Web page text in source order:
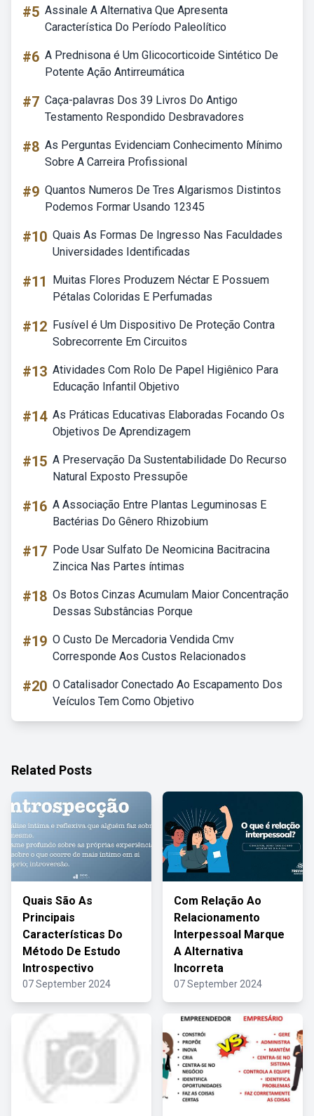
#5 Assinale A Alternativa Que Apresenta
Característica Do Período Paleolítico
#6 A Prednisona é Um Glicocorticoide Sintético De
Potente Ação Antirreumática
#7 Caça-palavras Dos 39 Livros Do Antigo
Testamento Respondido Desbravadores
#8 As Perguntas Evidenciam Conhecimento Mínimo
Sobre A Carreira Profissional
#9 Quantos Numeros De Tres Algarismos Distintos
Podemos Formar Usando 12345
#10 Quais As Formas De Ingresso Nas Faculdades
Universidades Identificadas
#11
Muitas Flores Produzem Néctar E Possuem
Pétalas Coloridas E Perfumadas
#12 Fusível é Um Dispositivo De Proteção Contra
Sobrecorrente Em Circuitos
#13 Atividades Com Rolo De Papel Higiênico Para
Educação Infantil Objetivo
#14 As Práticas Educativas Elaboradas Focando Os
Objetivos De Aprendizagem
#15 A Preservação Da Sustentabilidade Do Recurso
Natural Exposto Pressupõe
#16 A Associação Entre Plantas Leguminosas E
Bactérias Do Gênero Rhizobium
#17 Pode Usar Sulfato De Neomicina Bacitracina
Zincica Nas Partes íntimas
#18 Os Botos Cinzas Acumulam Maior Concentração
Dessas Substâncias Porque
#19 O Custo De Mercadoria Vendida Cmv
Corresponde Aos Custos Relacionados
#20 O Catalisador Conectado Ao Escapamento Dos
Veículos Tem Como Objetivo
Related Posts
Quais São As
Principais
Características Do
Método De Estudo
Introspectivo
07 September 2024
Com Relação Ao
Relacionamento
Interpessoal Marque
A Alternativa
Incorreta
07 September 2024